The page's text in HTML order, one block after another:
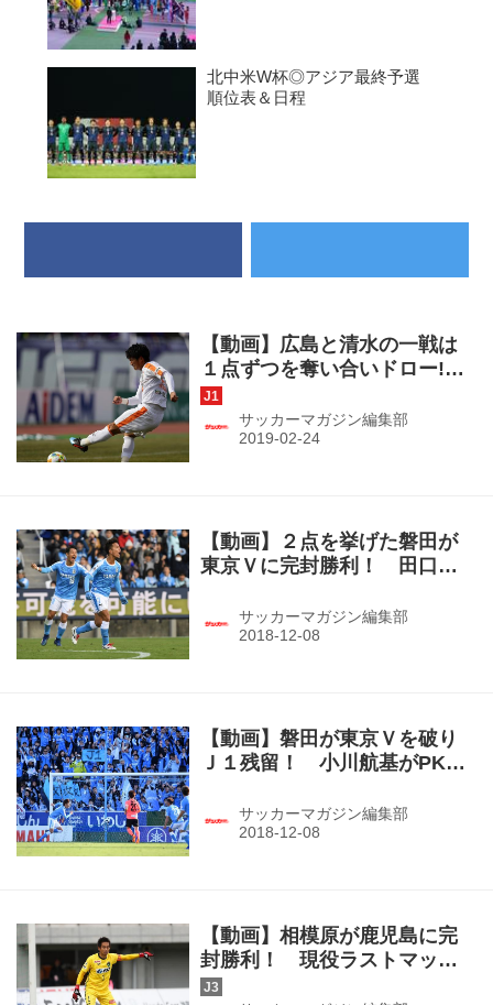
北中米W杯◎アジア最終予選
順位表＆日程
【動画】広島と清水の一戦は
１点ずつを奪い合いドロー!
日本代表FW北川が先制点！
（J1第１節・広島１－１清
水）
サッカーマガジン編集部
【動画】２点を挙げた磐田が
東京Ｖに完封勝利！ 田口泰
（J1参入PO決定戦・磐田２－
０東京Ｖ）
サッカーマガジン編集部
【動画】磐田が東京Ｖを破り
Ｊ１残留！ 小川航基がPKで
戦・磐田２－０東京Ｖ）
サッカーマガジン編集部
【動画】相模原が鹿児島に完
封勝利！ 現役ラストマッチ
の川口能活がビッグセーブ連